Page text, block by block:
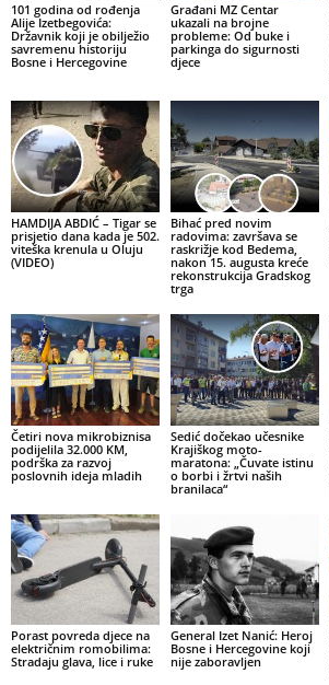
101 godina od rođenja
Alije Izetbegovića:
Državnik koji je obilježio
savremenu historiju
Bosne i Hercegovine
Građani MZ Centar
ukazali na brojne
probleme: Od buke i
parkinga do sigurnosti
djece
HAMDIJA ABDIĆ – Tigar se
prisjetio dana kada je 502.
viteška krenula u Oluju
(VIDEO)
Bihać pred novim
radovima: završava se
raskrižje kod Bedema,
nakon 15. augusta kreće
rekonstrukcija Gradskog
trga
Četiri nova mikrobiznisa
podijelila 32.000 KM,
podrška za razvoj
poslovnih ideja mladih
Sedić dočekao učesnike
Krajiškog moto-
maratona: „Čuvate istinu
o borbi i žrtvi naših
branilaca“
Porast povreda djece na
električnim romobilima:
Stradaju glava, lice i ruke
General Izet Nanić: Heroj
Bosne i Hercegovine koji
nije zaboravljen